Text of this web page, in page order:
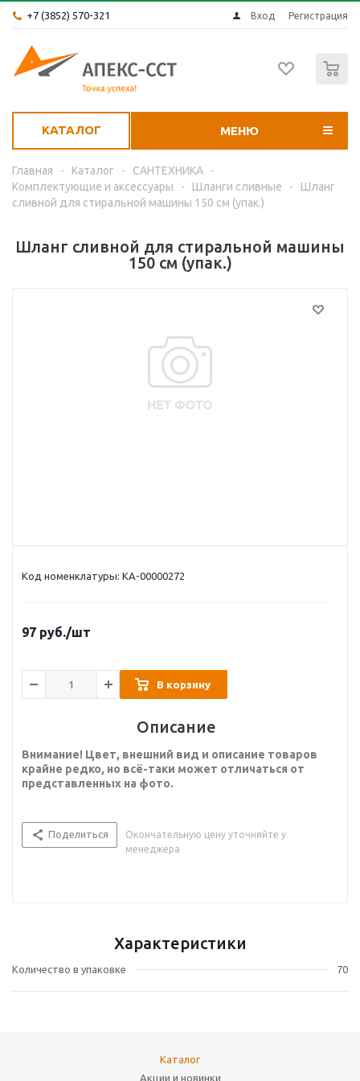
+7 (3852) 570-321 Вход Регистрация
КАТАЛОГ МЕНЮ
Главная - Каталог - САНТЕХНИКА
-
Комплектующие и аксессуары
- Шланги сливные -
Шланг
сливной для стиральной машины 150 см (упак.)
Шланг сливной для стиральной машины
150 см (упак.)
Код номенклатуры: КА-00000272
97 руб./шт
В корзину
Описание
Внимание! Цвет, внешний вид и описание товаров
крайне редко, но всё-таки может отличаться от
представленных на фото.
Поделиться
Окончательную цену уточняйте у
менеджера
Характеристики
Количество в упаковке 70
Каталог
Акции и новинки